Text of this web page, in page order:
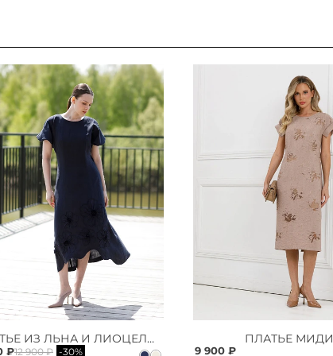
ПЛАТЬЕ ИЗ ЛЬНА И ЛИОЦЕЛЛА
₽12 900 ₽ -30%
ПЛАТЬЕ МИДИ
9 900 ₽